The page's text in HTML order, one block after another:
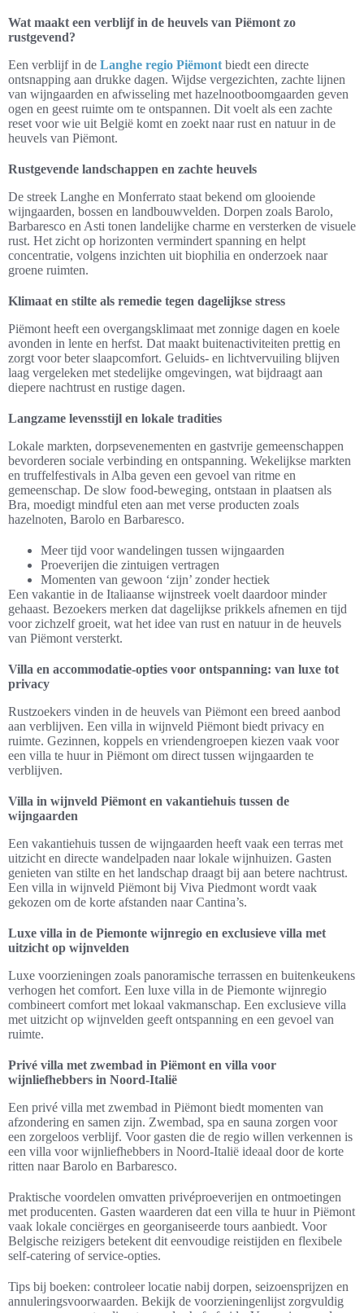
Wat maakt een verblijf in de heuvels van Piëmont zo
rustgevend?
Een verblijf in de Langhe regio Piëmont biedt een directe
ontsnapping aan drukke dagen. Wijdse vergezichten, zachte lijnen
van wijngaarden en afwisseling met hazelnootboomgaarden geven
ogen en geest ruimte om te ontspannen. Dit voelt als een zachte
reset voor wie uit België komt en zoekt naar rust en natuur in de
heuvels van Piëmont.
Rustgevende landschappen en zachte heuvels
De streek Langhe en Monferrato staat bekend om glooiende
wijngaarden, bossen en landbouwvelden. Dorpen zoals Barolo,
Barbaresco en Asti tonen landelijke charme en versterken de visuele
rust. Het zicht op horizonten vermindert spanning en helpt
concentratie, volgens inzichten uit biophilia en onderzoek naar
groene ruimten.
Klimaat en stilte als remedie tegen dagelijkse stress
Piëmont heeft een overgangsklimaat met zonnige dagen en koele
avonden in lente en herfst. Dat maakt buitenactiviteiten prettig en
zorgt voor beter slaapcomfort. Geluids- en lichtvervuiling blijven
laag vergeleken met stedelijke omgevingen, wat bijdraagt aan
diepere nachtrust en rustige dagen.
Langzame levensstijl en lokale tradities
Lokale markten, dorpsevenementen en gastvrije gemeenschappen
bevorderen sociale verbinding en ontspanning. Wekelijkse markten
en truffelfestivals in Alba geven een gevoel van ritme en
gemeenschap. De slow food-beweging, ontstaan in plaatsen als
Bra, moedigt mindful eten aan met verse producten zoals
hazelnoten, Barolo en Barbaresco.
Meer tijd voor wandelingen tussen wijngaarden
Proeverijen die zintuigen vertragen
Momenten van gewoon ‘zijn’ zonder hectiek
Een vakantie in de Italiaanse wijnstreek voelt daardoor minder
gehaast. Bezoekers merken dat dagelijkse prikkels afnemen en tijd
voor zichzelf groeit, wat het idee van rust en natuur in de heuvels
van Piëmont versterkt.
Villa en accommodatie-opties voor ontspanning: van luxe tot
privacy
Rustzoekers vinden in de heuvels van Piëmont een breed aanbod
aan verblijven. Een villa in wijnveld Piëmont biedt privacy en
ruimte. Gezinnen, koppels en vriendengroepen kiezen vaak voor
een villa te huur in Piëmont om direct tussen wijngaarden te
verblijven.
Villa in wijnveld Piëmont en vakantiehuis tussen de
wijngaarden
Een vakantiehuis tussen de wijngaarden heeft vaak een terras met
uitzicht en directe wandelpaden naar lokale wijnhuizen. Gasten
genieten van stilte en het landschap draagt bij aan betere nachtrust.
Een villa in wijnveld Piëmont bij Viva Piedmont wordt vaak
gekozen om de korte afstanden naar Cantina’s.
Luxe villa in de Piemonte wijnregio en exclusieve villa met
uitzicht op wijnvelden
Luxe voorzieningen zoals panoramische terrassen en buitenkeukens
verhogen het comfort. Een luxe villa in de Piemonte wijnregio
combineert comfort met lokaal vakmanschap. Een exclusieve villa
met uitzicht op wijnvelden geeft ontspanning en een gevoel van
ruimte.
Privé villa met zwembad in Piëmont en villa voor
wijnliefhebbers in Noord-Italië
Een privé villa met zwembad in Piëmont biedt momenten van
afzondering en samen zijn. Zwembad, spa en sauna zorgen voor
een zorgeloos verblijf. Voor gasten die de regio willen verkennen is
een villa voor wijnliefhebbers in Noord-Italië ideaal door de korte
ritten naar Barolo en Barbaresco.
Praktische voordelen omvatten privéproeverijen en ontmoetingen
met producenten. Gasten waarderen dat een villa te huur in Piëmont
vaak lokale conciërges en georganiseerde tours aanbiedt. Voor
Belgische reizigers betekent dit eenvoudige reistijden en flexibele
self-catering of service-opties.
Tips bij boeken: controleer locatie nabij dorpen, seizoensprijzen en
annuleringsvoorwaarden. Bekijk de voorzieningenlijst zorgvuldig